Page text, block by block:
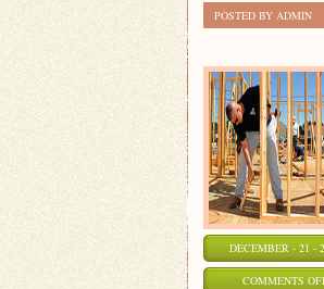
POSTED BY ADMIN
DECEMBER - 21 -
COMMENTS